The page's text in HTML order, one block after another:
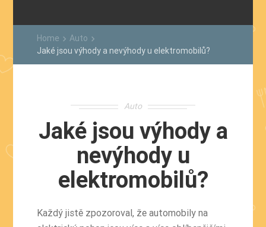
Home keyboard_arrow_rightAuto keyboard_arrow_right
Jaké jsou výhody a nevýhody u elektromobilů?
Auto
Jaké jsou výhody a
nevýhody u
elektromobilů?
Každý jistě zpozoroval, že automobily na